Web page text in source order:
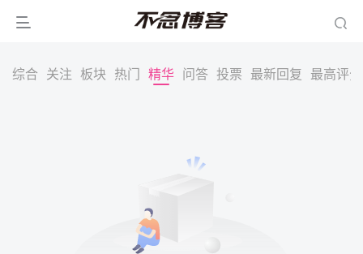
综合 关注 板块 热门 精华 问答 投票 最新回复 最高评分